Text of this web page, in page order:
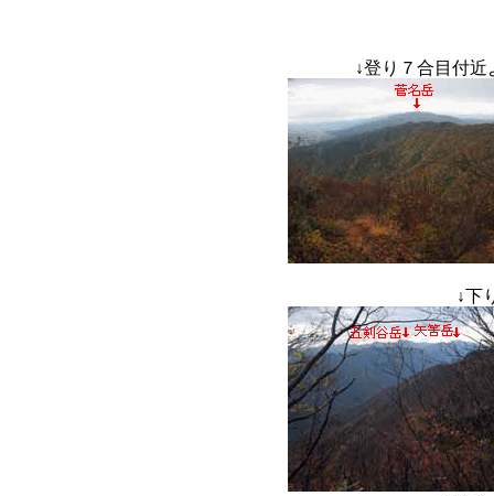
↓登り７合目付
↓下